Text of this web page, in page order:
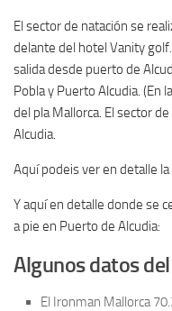
El sector de natación se
delante del hotel Vanity
salida desde puerto de
Pobla y Puerto Alcudia. (En
del pla Mallorca. El sector
Alcudia.
Aquí podeis ver en detalle
Y aquí en detalle donde se
a pie en Puerto de Alcudia:
Algunos datos
El Ironman Mallorca